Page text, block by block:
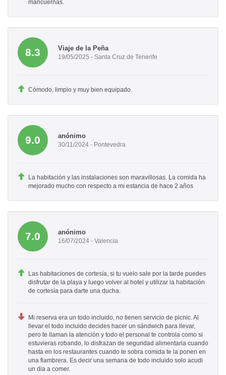
mancuernas.
8.3 Viaje de la Peña
19/05/2025 - Santa Cruz de Tenerife
Cómodo, limpio y muy bien equipado.
9.0 anónimo
30/11/2024 - Pontevedra
La habitación y las instalaciones son maravillosas. La comida ha
mejorado mucho con respecto a mi estancia de hace 2 años
7.0 anónimo
16/07/2024 - Valencia
Las habitaciones de cortesía, si tu vuelo sale por la tarde puedes
disfrutar de la playa y luego volver al hotel y utilizar la habitación
de cortesía para darte una ducha.
Mi reserva era un todo incluido, no tienen servicio de picnic. Al
llevar el todo incluido decides hacer un sándwich para llevar,
pero te llaman la atención y todo el personal te controla como si
estuvieras robando, lo disfrazan de seguridad alimentaria cuando
hasta en los restaurantes cuando te sobra comida te la ponen en
una fiambrera. Es decir una semana de todo incluido solo acudi
un dia a comer.